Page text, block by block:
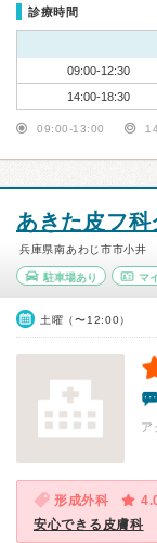
診療時間
09:00-12:30
14:00-18:30
09:00-13:00
あきた皮フ科
兵庫県南あわじ市市小井
駐車場あり マ
土曜（〜12:00）
形成外科
安心できる皮膚科